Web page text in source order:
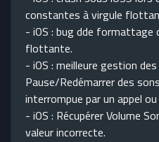
constantes à virgule
- iOS : bug dde formattage
flottante.
- iOS : meilleure gestion
Pause/Redémarrer des
interrompue par un appel
- iOS : Récupérer Volume
valeur incorrecte.